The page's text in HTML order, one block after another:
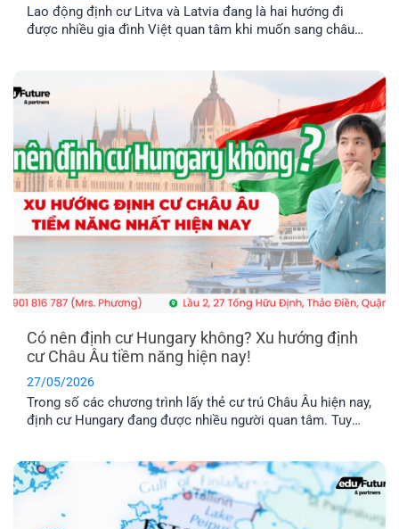
Lao động định cư Litva và Latvia đang là hai hướng đi
được nhiều gia đình Việt quan tâm khi muốn sang châu
lương, chi phí sinh hoạt, môi trường sống [...]
Có nên định cư Hungary không? Xu hướng định
cư Châu Âu tiềm năng hiện nay!
27/05/2026
Trong số các chương trình lấy thẻ cư trú Châu Âu hiện nay,
định cư Hungary đang được nhiều người quan tâm. Tuy
hiểu qua bài viết dưới đây nhé!